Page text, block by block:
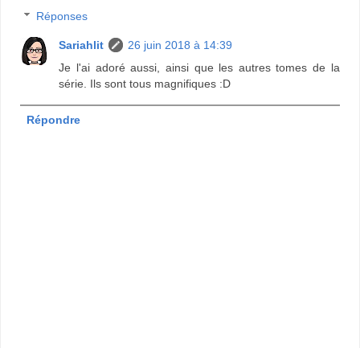
Réponses
Sariahlit
26 juin 2018 à 14:39
Je l'ai adoré aussi, ainsi que les autres tomes de la
série. Ils sont tous magnifiques :D
Répondre